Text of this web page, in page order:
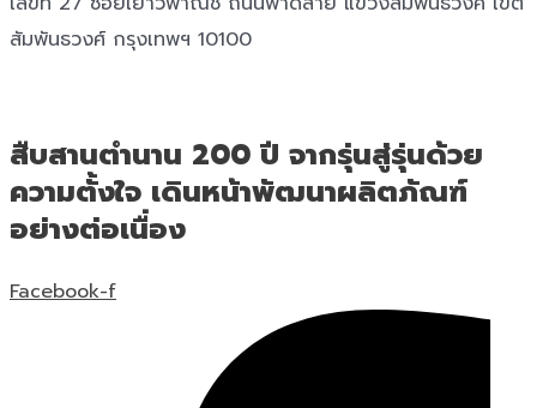
สัมพันธวงศ์ กรุงเทพฯ 10100
สืบสานตำนาน 200 ปี จากรุ่นสู่รุ่นด้วย
ความตั้งใจ เดินหน้าพัฒนาผลิตภัณฑ์
อย่างต่อเนื่อง
Facebook-f